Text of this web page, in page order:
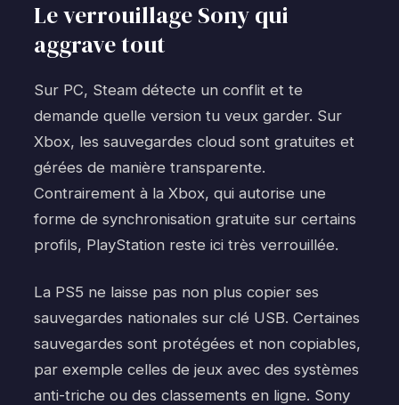
Le verrouillage Sony qui
aggrave tout
Sur PC, Steam détecte un conflit et te
demande quelle version tu veux garder. Sur
Xbox, les sauvegardes cloud sont gratuites et
gérées de manière transparente.
Contrairement à la Xbox, qui autorise une
forme de synchronisation gratuite sur certains
profils, PlayStation reste ici très verrouillée.
La PS5 ne laisse pas non plus copier ses
sauvegardes nationales sur clé USB. Certaines
sauvegardes sont protégées et non copiables,
par exemple celles de jeux avec des systèmes
anti-triche ou des classements en ligne. Sony